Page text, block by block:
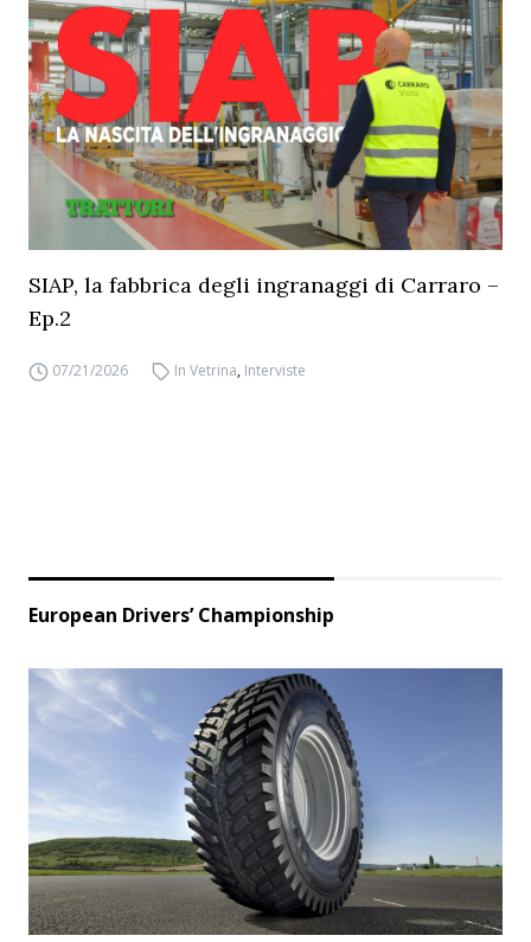
SIAP, la fabbrica degli ingranaggi di Carraro –
Ep.2
07/21/2026 In Vetrina, Interviste
European Drivers’ Championship